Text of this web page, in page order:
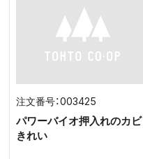
003425
パワーバイオ押入れのカビ
きれい